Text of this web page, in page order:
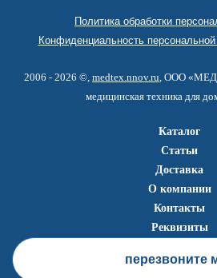
Политика обработки
Конфиденциальность
2006 - 2026 ©, medtex.nnov.ru, ООО
медицинская техника для
Каталог
Статьи
Доставка
О компании
Контакты
Реквизиты
перезвоните